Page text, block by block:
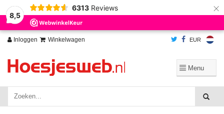
8,5
6313 Reviews ×
Inloggen Winkelwagen EUR
Wij slaan cookies op om onze website te verbeteren. Is dat akkoord?
Ja
Nee